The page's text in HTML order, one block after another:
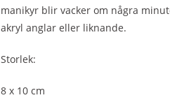
manikyr blir vacker om några
akryl anglar eller liknande.
Storlek:
8 x 10 cm